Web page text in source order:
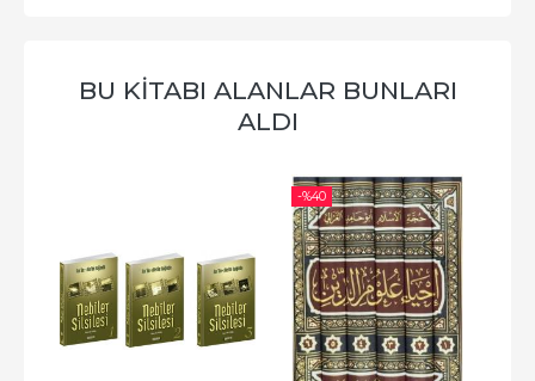
BU KITABI ALANLAR BUNLARI
ALDI
-%40